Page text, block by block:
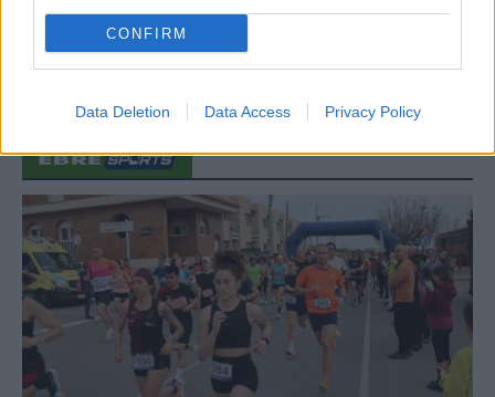
CONFIRM
Data Deletion Data Access Privacy Policy
Carrega més